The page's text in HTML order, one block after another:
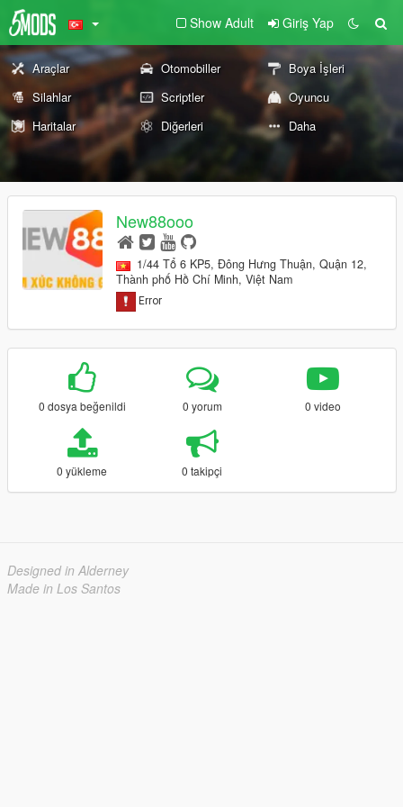
Show Adult Giriş Yap
Araçlar Otomobiller
Boya İşleri
Silahlar
Scriptler
Oyuncu
Haritalar
Diğerleri Daha
New88ooo
1/44 Tổ 6 KP5, Đông Hưng Thuận, Quận 12,
Thành phố Hồ Chí Minh, Việt Nam
0 dosya beğenildi 0 yorum 0 video
0 yükleme 0 takipçi
Designed in Alderney
Made in Los Santos